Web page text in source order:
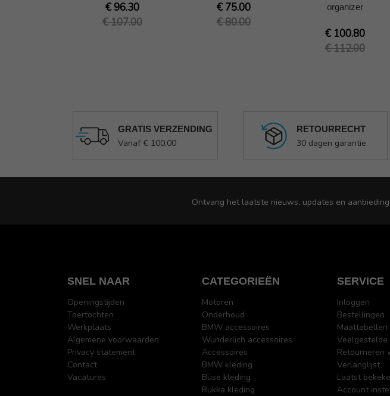
€ 96.30
€ 107.00
€ 75.00
€ 80.00
organizer
€ 100.80
€ 112.00
GRATIS VERZENDING
Vanaf € 100,00
RETOURRECHT
30 dagen garantie
Ontvang het laatste nieuws, updates en
SNEL NAAR
Openingstijden
Toertochten
Werkplaats
Algemene voorwaarden
Privacy statement
Contact
Vacatures
CATEGORIEËN
Motoren
Onderhoud
BMW accessoires
Wunderlich accessoires
Accessoires
BMW kleding
Büse kleding
Rukka kleding
SERVICE
Inloggen
Bestellingen
Maattabellen
Veelgestelde
Retourneren
Verlanglijst
Laatst
Account